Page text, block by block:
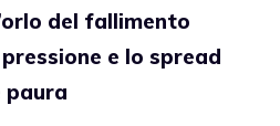
del fallimento
e lo spread